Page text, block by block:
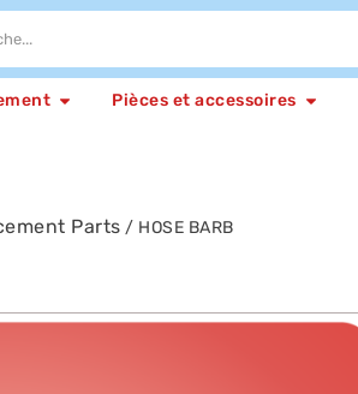
Pièces et accessoires
Parts / HOSE BARB